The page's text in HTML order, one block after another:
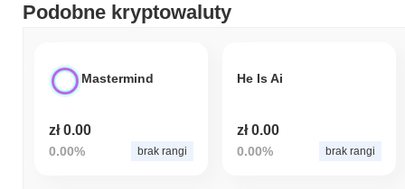
Podobne kryptowaluty
Mastermind
zł 0.00
0.00% brak rangi
He Is Ai
zł 0.00
0.00% brak rangi